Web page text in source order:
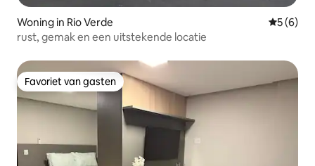
Woning in Rio Verde
5 (6)
rust, gemak en een uitstekende locatie
Favoriet van gasten
Favoriet van gasten